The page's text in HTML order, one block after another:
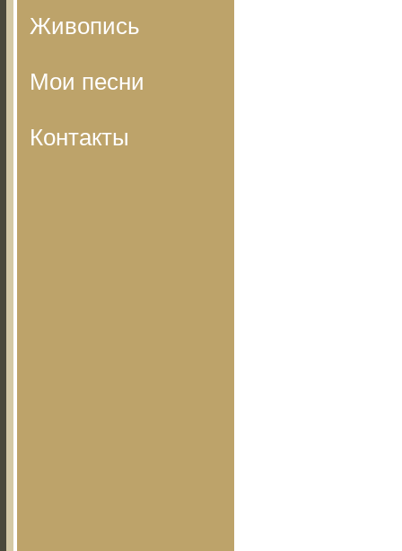
Живопись
Мои песни
Контакты